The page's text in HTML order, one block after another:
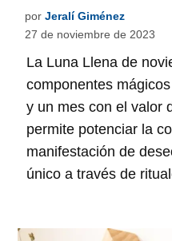
por Jeralí Giménez
27 de noviembre de 2023
La Luna Llena de
componentes
y un mes con el valor
permite potenciar la
manifestación de
único a través de